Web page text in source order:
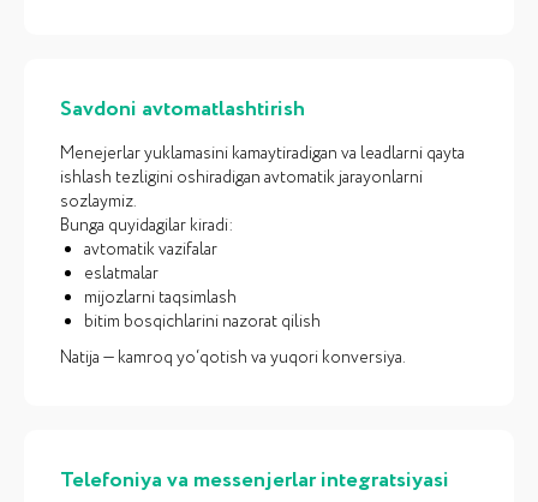
Savdoni avtomatlashtirish
Menejerlar yuklamasini kamaytiradigan va leadlarni qayta
ishlash tezligini oshiradigan avtomatik jarayonlarni
sozlaymiz.
Bunga quyidagilar kiradi:
avtomatik vazifalar
eslatmalar
mijozlarni taqsimlash
bitim bosqichlarini nazorat qilish
Natija — kamroq yo‘qotish va yuqori konversiya.
Telefoniya va messenjerlar integratsiyasi